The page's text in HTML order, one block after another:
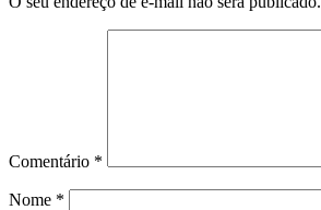
Comentário *
Nome *